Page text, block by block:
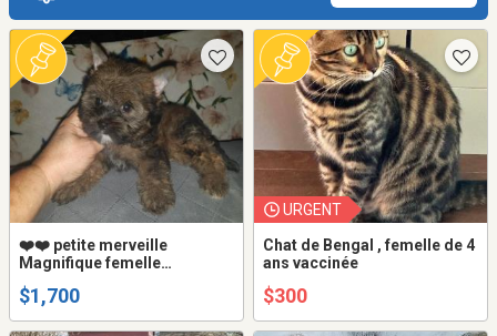
❤️❤️ petite merveille
Magnifique femelle
EXOTIC COLOR
$1,700
URGENT
Chat de Bengal , femelle de 4
ans vaccinée
$300